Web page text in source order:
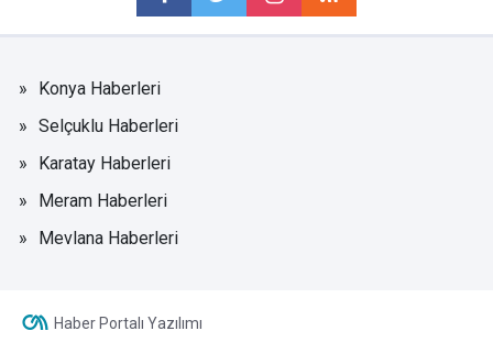
Konya Haberleri
Selçuklu Haberleri
Karatay Haberleri
Meram Haberleri
Mevlana Haberleri
Haber Portalı Yazılımı